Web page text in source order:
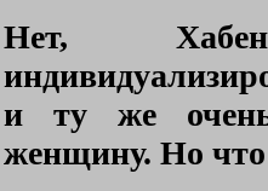
Нет,
и ту же
женщину. Но что